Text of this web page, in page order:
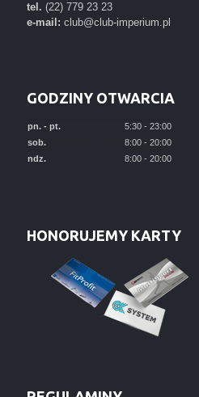
tel. (22) 779 23 23
e-mail: club@club-imperium.pl
GODZINY OTWARCIA
pn. - pt.
5:30 - 23:00
sob.
8:00 - 20:00
ndz.
8:00 - 20:00
HONORUJEMY KARTY